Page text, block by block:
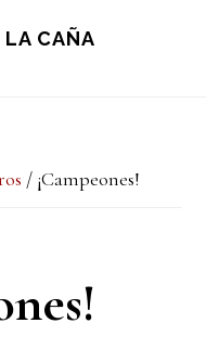
LA CAÑA
/ ¡Campeones!